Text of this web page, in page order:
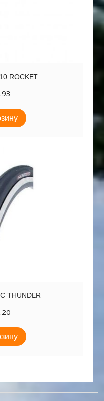
ROCKET
THUNDER